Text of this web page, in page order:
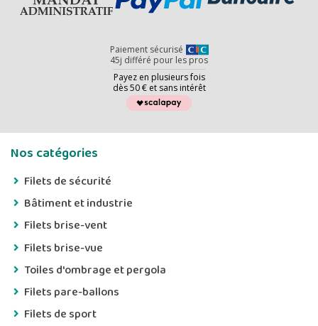
Paiement sécurisé
45j différé pour les pros
Payez en plusieurs fois
dès 50 € et sans intérêt
Nos catégories
Filets de sécurité
Bâtiment et industrie
Filets brise-vent
Filets brise-vue
Toiles d'ombrage et pergola
Filets pare-ballons
Filets de sport